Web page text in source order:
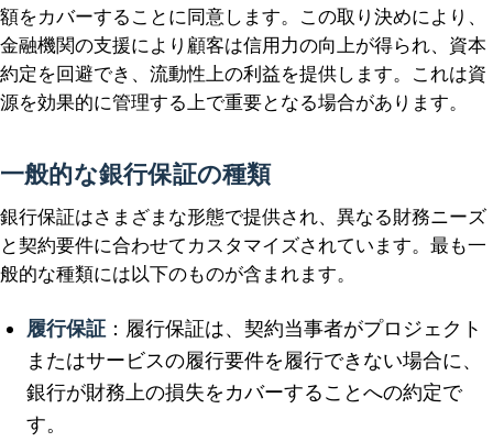
額をカバーすることに同意します。この取り決めにより、
金融機関の支援により顧客は信用力の向上が得られ、資本
約定を回避でき、流動性上の利益を提供します。これは資
源を効果的に管理する上で重要となる場合があります。
一般的な銀行保証の種類
銀行保証はさまざまな形態で提供され、異なる財務ニーズ
と契約要件に合わせてカスタマイズされています。最も一
般的な種類には以下のものが含まれます。
履行保証 ：履行保証は、契約当事者がプロジェクト
またはサービスの履行要件を履行できない場合に、
銀行が財務上の損失をカバーすることへの約定で
す。